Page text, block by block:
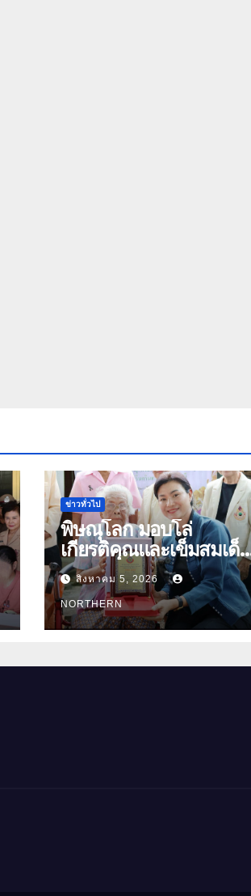
ข่าวทั่วไป
พิษณุโลก มอบโล่
เกียรติคุณและเข็มสมเด็จ
ย่า อายุ 100 ปี “นางจอม
นุ่มเนตร” ตำบลบ้านกร่าง
อำเภอเมือง
สิงหาคม 5, 2026
NORTHERN